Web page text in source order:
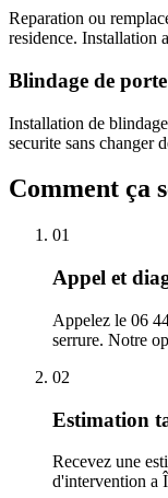
Reparation ou
residence. Installation
Blindage de porte
Installation de
securite sans changer
Comment ça
01
Appel et
Appelez le 06
serrure. Notre
02
Estimation
Recevez une
d'intervention a